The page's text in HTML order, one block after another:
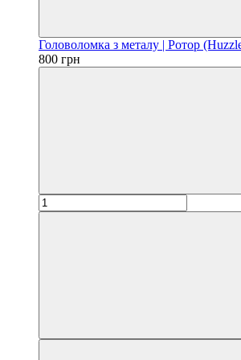
Головоломка з металу | Ротор
800 грн